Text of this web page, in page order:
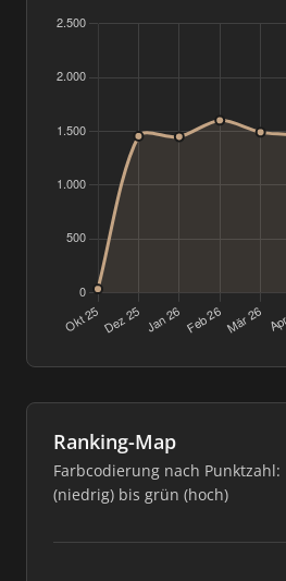
Ranking-Map
Farbcodierung nach Punktzahl:
(niedrig) bis grün (hoch)